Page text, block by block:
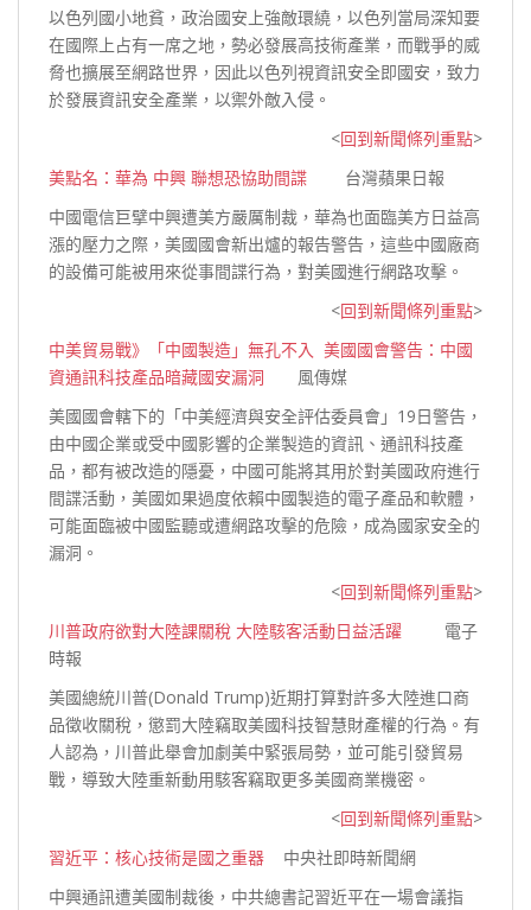
以色列國小地貧，政治國安上強敵環繞，以色列當局深知要
在國際上占有一席之地，勢必發展高技術產業，而戰爭的威
脅也擴展至網路世界，因此以色列視資訊安全即國安，致力
於發展資訊安全產業，以禦外敵入侵。
<回到新聞條列重點>
美點名：華為 中興 聯想恐協助間諜 台灣蘋果日報
中國電信巨擘中興遭美方嚴厲制裁，華為也面臨美方日益高
漲的壓力之際，美國國會新出爐的報告警告，這些中國廠商
的設備可能被用來從事間諜行為，對美國進行網路攻擊。
<回到新聞條列重點>
中美貿易戰》「中國製造」無孔不入 美國國會警告：中國
資通訊科技產品暗藏國安漏洞 風傳媒
美國國會轄下的「中美經濟與安全評估委員會」19日警告，
由中國企業或受中國影響的企業製造的資訊、通訊科技產
品，都有被改造的隱憂，中國可能將其用於對美國政府進行
間諜活動，美國如果過度依賴中國製造的電子產品和軟體，
可能面臨被中國監聽或遭網路攻擊的危險，成為國家安全的
漏洞。
<回到新聞條列重點>
川普政府欲對大陸課關稅 大陸駭客活動日益活躍
電子
時報
美國總統川普(Donald Trump)近期打算對許多大陸進口商
品徵收關稅，懲罰大陸竊取美國科技智慧財產權的行為。有
人認為，川普此舉會加劇美中緊張局勢，並可能引發貿易
戰，導致大陸重新動用駭客竊取更多美國商業機密。
<回到新聞條列重點>
習近平：核心技術是國之重器 中央社即時新聞網
中興通訊遭美國制裁後，中共總書記習近平在一場會議指